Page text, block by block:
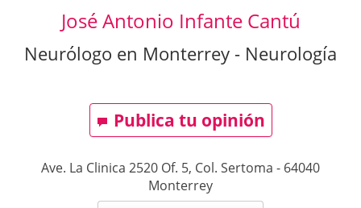
José Antonio Infante Cantú
Neurólogo en Monterrey - Neurología
Publica tu opinión
Ave. La Clinica 2520 Of. 5, Col. Sertoma - 64040
Monterrey